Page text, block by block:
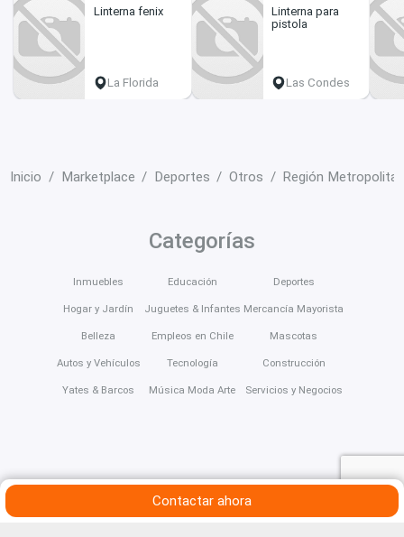
Linterna fenix
La Florida
Linterna para
pistola
Las Condes
Inicio Marketplace Deportes Otros Región
Contactar ahora
Categorías
Inmuebles
Hogar y Jardín
Belleza
Autos y Vehículos
Yates & Barcos
Educación
Juguetes & Infantes
Empleos en Chile
Tecnología
Música Moda Arte
Deportes
Mercancía Mayorista
Mascotas
Construcción
Servicios y Negocios